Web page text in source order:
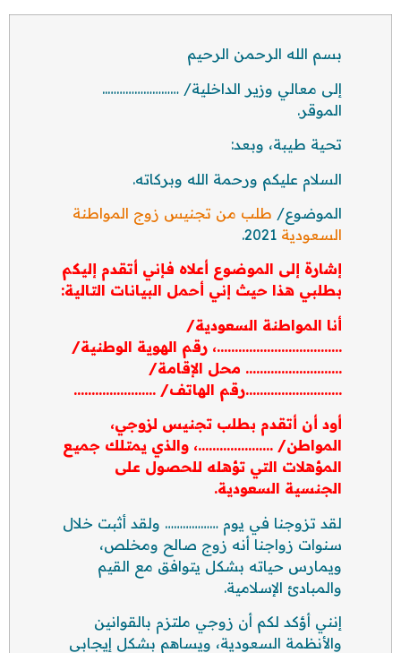
بسم الله الرحمن الرحيم
إلى معالي وزير الداخلية/ ……………………..
الموقر.
تحية طيبة، وبعد:
السلام عليكم ورحمة الله وبركاته.
الموضوع/ طلب من تجنيس زوج المواطنة
السعودية
إشارة إلى الموضوع أعلاه فإني أتقدم إليكم
بطلبي هذا حيث إني أحمل البيانات التالية:
أنا المواطنة السعودية/
……………………………..، رقم الهوية الوطنية/
……………………… محل الإقامة/
………………………رقم الهاتف/ …………………..
أود أن أتقدم بطلب تجنيس لزوجي،
المواطن/ …………………، والذي يمتلك جميع
المؤهلات التي تؤهله للحصول على
الجنسية السعودية.
لقد تزوجنا في يوم ……………… ولقد أثبت خلال
سنوات زواجنا أنه زوج صالح ومخلص،
ويمارس حياته بشكل يتوافق مع القيم
والمبادئ الإسلامية.
إنني أؤكد لكم أن زوجي ملتزم بالقوانين
والأنظمة السعودية، ويساهم بشكل إيجابي